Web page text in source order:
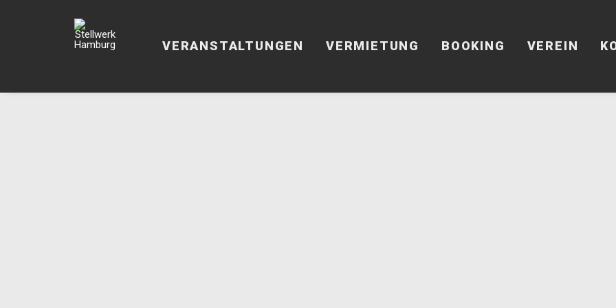
VERANSTALTUNGEN VERMIETUNG BOOKING VEREIN